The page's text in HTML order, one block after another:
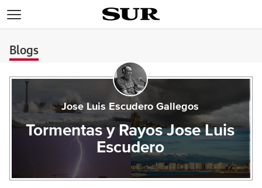
Blogs
Jose Luis Escudero Gallegos
Tormentas y Rayos Jose Luis
Escudero